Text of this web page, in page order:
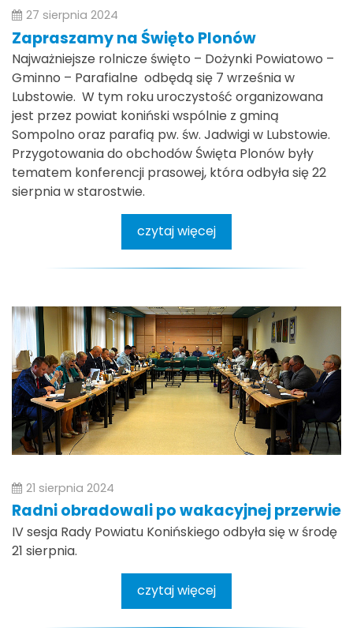
27 sierpnia 2024
Zapraszamy na Święto Plonów
Najważniejsze rolnicze święto – Dożynki Powiatowo –
Gminno – Parafialne odbędą się 7 września w
Lubstowie. W tym roku uroczystość organizowana
jest przez powiat koniński wspólnie z gminą
Sompolno oraz parafią pw. św. Jadwigi w Lubstowie.
Przygotowania do obchodów Święta Plonów były
tematem konferencji prasowej, która odbyła się 22
sierpnia w starostwie.
czytaj więcej
21 sierpnia 2024
Radni obradowali po wakacyjnej przerwie
IV sesja Rady Powiatu Konińskiego odbyła się w środę
21 sierpnia.
czytaj więcej